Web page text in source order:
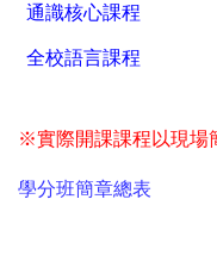
通識核心課程
全校語言課程
※實際開課課程以現場
學分班簡章總表